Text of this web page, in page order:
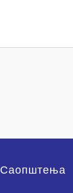
Саопштења